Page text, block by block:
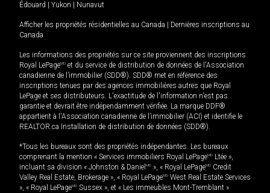
Édouard
Yukon Nunavut
Afficher les propriétés résidentielles au Canada
Dernières inscriptions au
Canada
Les informations des propriétés sur ce site proviennent des inscriptions
Royal LePageMD et du service de distribution de données de l'Association
canadienne de l’immobilier (SDD®). SDD® met en référence des
inscriptions tenues par des agences immobilières autres que Royal
LePage et ses distributeurs. L'exactitude de l'information n'est pas
garantie et devrait être indépendamment vérifiée. La marque DDF®
appartient à l'Association canadienne de l’immobilier (ACI) et identifie le
REALTOR.ca Installation de distribution de données (SDD®).
*Tous les bureaux sont des propriétés indépendantes. Les bureaux
comprenant la mention « Services immobiliers Royal LePageMD Ltée »,
incluant sa division « Johnston & Daniel MD », « Royal LePageMD Credit
Valley Real Estate, Brokerage », « Royal LePageMD West Real Estate Services
», « Royal LePageMD Sussex », et « Les immeubles Mont-Tremblant »